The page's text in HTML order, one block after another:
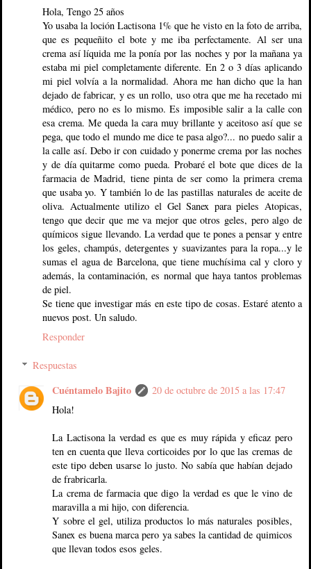
Hola, Tengo 25 años
Yo usaba la loción Lactisona 1% que he visto en la foto de arriba,
que es pequeñito el bote y me iba perfectamente. Al ser una
crema así líquida me la ponía por las noches y por la mañana ya
estaba mi piel completamente diferente. En 2 o 3 días aplicando
mi piel volvía a la normalidad. Ahora me han dicho que la han
dejado de fabricar, y es un rollo, uso otra que me ha recetado mi
médico, pero no es lo mismo. Es imposible salir a la calle con
esa crema. Me queda la cara muy brillante y aceitoso así que se
pega, que todo el mundo me dice te pasa algo?... no puedo salir a
la calle así. Debo ir con cuidado y ponerme crema por las noches
y de día quitarme como pueda. Probaré el bote que dices de la
farmacia de Madrid, tiene pinta de ser como la primera crema
que usaba yo. Y también lo de las pastillas naturales de aceite de
oliva. Actualmente utilizo el Gel Sanex para pieles Atopicas,
tengo que decir que me va mejor que otros geles, pero algo de
químicos sigue llevando. La verdad que te pones a pensar y entre
los geles, champús, detergentes y suavizantes para la ropa...y le
sumas el agua de Barcelona, que tiene muchísima cal y cloro y
además, la contaminación, es normal que haya tantos problemas
de piel.
Se tiene que investigar más en este tipo de cosas. Estaré atento a
nuevos post. Un saludo.
Responder
Respuestas
Cuéntamelo Bajito
20 de octubre de 2015 a las 17:47
Hola!
La Lactisona la verdad es que es muy rápida y eficaz pero
ten en cuenta que lleva corticoides por lo que las cremas de
este tipo deben usarse lo justo. No sabía que habían dejado
de frabricarla.
La crema de farmacia que digo la verdad es que le vino de
maravilla a mi hijo, con diferencia.
Y sobre el gel, utiliza productos lo más naturales posibles,
Sanex es buena marca pero ya sabes la cantidad de quimicos
que llevan todos esos geles.